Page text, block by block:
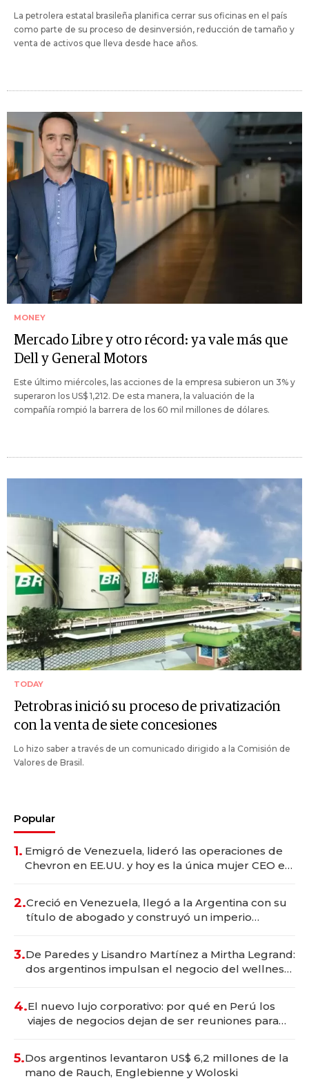
La petrolera estatal brasileña planifica cerrar sus oficinas en el país
como parte de su proceso de desinversión, reducción de tamaño y
venta de activos que lleva desde hace años.
MONEY
Mercado Libre y otro récord: ya vale más que
Dell y General Motors
Este último miércoles, las acciones de la empresa subieron un 3% y
superaron los US$ 1,212. De esta manera, la valuación de la
compañía rompió la barrera de los 60 mil millones de dólares.
TODAY
Petrobras inició su proceso de privatización
con la venta de siete concesiones
Lo hizo saber a través de un comunicado dirigido a la Comisión de
Valores de Brasil.
Popular
1. Emigró de Venezuela, lideró las operaciones de
Chevron en EE.UU. y hoy es la única mujer CEO en
2.Creció en Venezuela, llegó a la Argentina con su
título de abogado y construyó un imperio
3.De Paredes y Lisandro Martínez a Mirtha Legrand:
dos argentinos impulsan el negocio del wellness
4.El nuevo lujo corporativo: por qué en Perú los
viajes de negocios dejan de ser reuniones para
5.Dos argentinos levantaron US$ 6,2 millones de la
mano de Rauch, Englebienne y Woloski